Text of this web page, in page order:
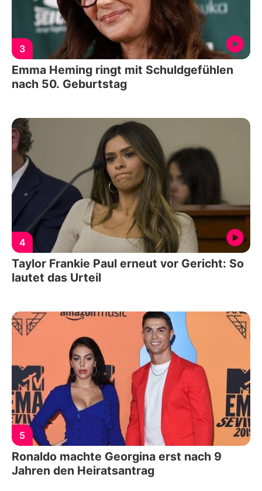
3
Emma Heming ringt mit Schuldgefühlen
nach 50. Geburtstag
4
Taylor Frankie Paul erneut vor Gericht: So
lautet das Urteil
5
Ronaldo machte Georgina erst nach 9
Jahren den Heiratsantrag